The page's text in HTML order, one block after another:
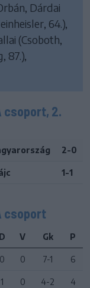
Dárdai
64.),
(Csoboth,
87.),
csoport, 2.
2-0
1-1
csoport
D V Gk P
0 0 7-1 6
1 0 4-2 4